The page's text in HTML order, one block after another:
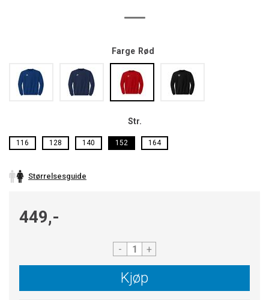
Farge Rød
Str.
116 128 140 152 164
Størrelsesguide
449,-
- +
Kjøp